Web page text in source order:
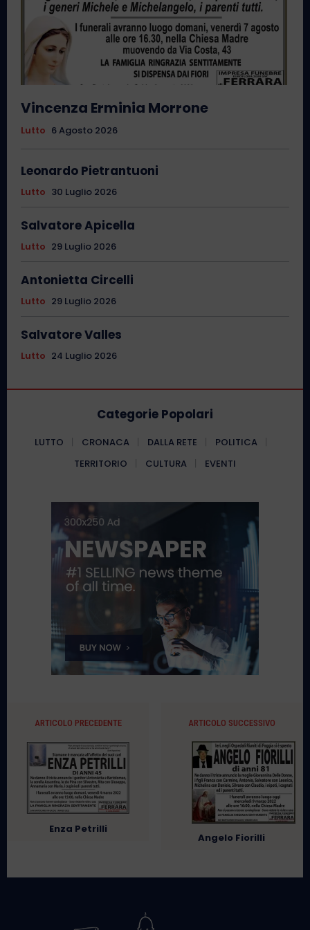
Vincenza Erminia Morrone
Lutto 6 Agosto 2026
Leonardo Pietrantuoni
Lutto 30 Luglio 2026
Salvatore Apicella
Lutto 29 Luglio 2026
Antonietta Circelli
Lutto 29 Luglio 2026
Salvatore Valles
Lutto 24 Luglio 2026
Categorie Popolari
LUTTO CRONACA DALLA RETE
POLITICA
TERRITORIO
CULTURA EVENTI
ARTICOLO PRECEDENTE
Enza Petrilli
ARTICOLO SUCCESSIVO
Angelo Fiorilli